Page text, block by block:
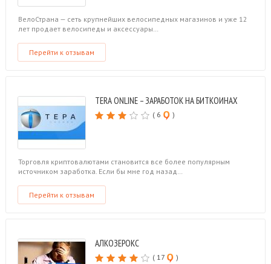
ВелоСтрана — сеть крупнейших велосипедных магазинов и уже 12
лет продает велосипеды и аксессуары…
Перейти к отзывам
TERA ONLINE – ЗАРАБОТОК НА БИТКОИНАХ
( 6 )
Торговля криптовалютами становится все более популярным
источником заработка. Если бы мне год назад…
Перейти к отзывам
АЛКОЗЕРОКС
( 17 )